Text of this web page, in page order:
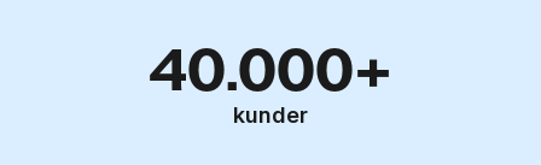
40.000+
kunder